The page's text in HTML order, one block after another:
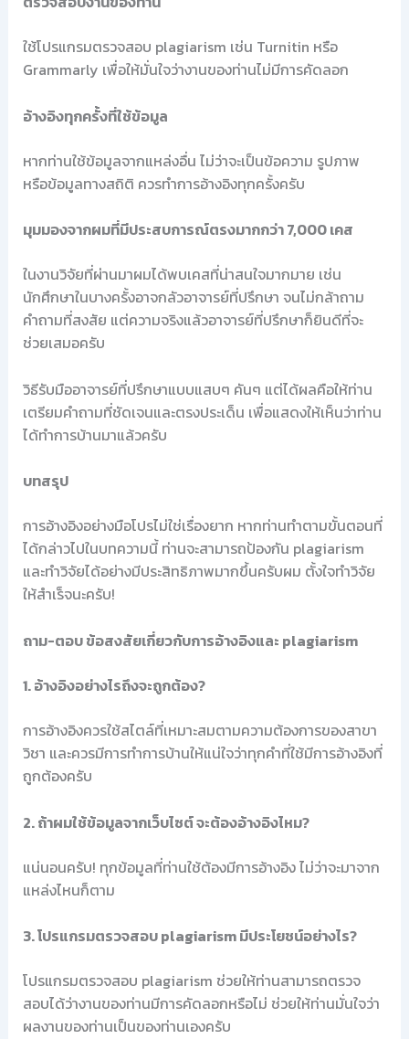
ใช้โปรแกรมตรวจสอบ plagiarism เช่น Turnitin หรือ
Grammarly เพื่อให้มั่นใจว่างานของท่านไม่มีการคัดลอก
อ้างอิงทุกครั้งที่ใช้ข้อมูล
หากท่านใช้ข้อมูลจากแหล่งอื่น ไม่ว่าจะเป็นข้อความ รูปภาพ
หรือข้อมูลทางสถิติ ควรทำการอ้างอิงทุกครั้งครับ
มุมมองจากผมที่มีประสบการณ์ตรงมากกว่า 7,000 เคส
ในงานวิจัยที่ผ่านมาผมได้พบเคสที่น่าสนใจมากมาย เช่น
นักศึกษาในบางครั้งอาจกลัวอาจารย์ที่ปรึกษา จนไม่กล้าถาม
คำถามที่สงสัย แต่ความจริงแล้วอาจารย์ที่ปรึกษาก็ยินดีที่จะ
ช่วยเสมอครับ
วิธีรับมืออาจารย์ที่ปรึกษาแบบแสบๆ คันๆ แต่ได้ผลคือให้ท่าน
เตรียมคำถามที่ชัดเจนและตรงประเด็น เพื่อแสดงให้เห็นว่าท่าน
ได้ทำการบ้านมาแล้วครับ
บทสรุป
การอ้างอิงอย่างมือโปรไม่ใช่เรื่องยาก หากท่านทำตามขั้นตอนที่
ได้กล่าวไปในบทความนี้ ท่านจะสามารถป้องกัน plagiarism
และทำวิจัยได้อย่างมีประสิทธิภาพมากขึ้นครับผม ตั้งใจทำวิจัย
ให้สำเร็จนะครับ!
ถาม-ตอบ ข้อสงสัยเกี่ยวกับการอ้างอิงและ plagiarism
1. อ้างอิงอย่างไรถึงจะถูกต้อง?
การอ้างอิงควรใช้สไตล์ที่เหมาะสมตามความต้องการของสาขา
วิชา และควรมีการทำการบ้านให้แน่ใจว่าทุกคำที่ใช้มีการอ้างอิงที่
ถูกต้องครับ
2. ถ้าผมใช้ข้อมูลจากเว็บไซต์ จะต้องอ้างอิงไหม?
แน่นอนครับ! ทุกข้อมูลที่ท่านใช้ต้องมีการอ้างอิง ไม่ว่าจะมาจาก
แหล่งไหนก็ตาม
3. โปรแกรมตรวจสอบ plagiarism มีประโยชน์อย่างไร?
โปรแกรมตรวจสอบ plagiarism ช่วยให้ท่านสามารถตรวจ
สอบได้ว่างานของท่านมีการคัดลอกหรือไม่ ช่วยให้ท่านมั่นใจว่า
ผลงานของท่านเป็นของท่านเองครับ